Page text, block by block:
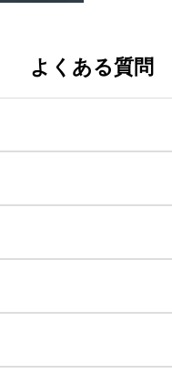
よくある質問